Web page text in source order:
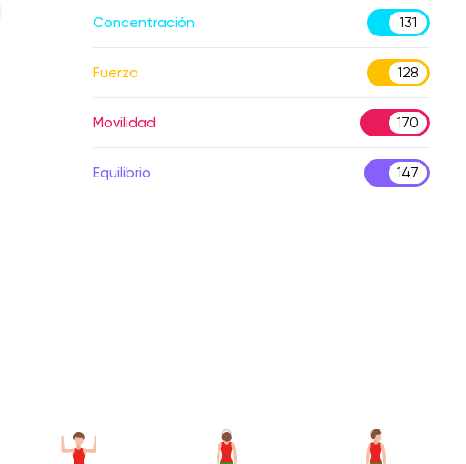
Concentración 131
Fuerza 128
Movilidad 170
Equilibrio 147